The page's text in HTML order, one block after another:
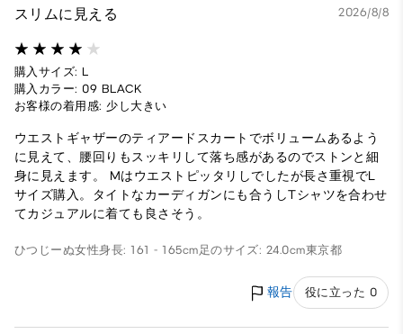
スリムに見える 2026/8/8
購入サイズ: L
購入カラー: 09 BLACK
お客様の着用感: 少し大きい
ウエストギャザーのティアードスカートでボリュームあるよう
に見えて、腰回りもスッキリして落ち感があるのでストンと細
身に見えます。 Mはウエストピッタリしでしたが長さ重視でL
サイズ購入。タイトなカーディガンにも合うしTシャツを合わせ
てカジュアルに着ても良さそう。
ひつじーぬ女性身長: 161 - 165cm 足のサイズ: 24.0cm東京都
報告 役に立った 0